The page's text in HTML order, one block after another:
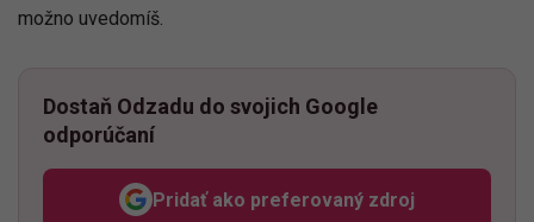
možno uvedomíš.
Dostaň Odzadu do svojich Google
odporúčaní
Pridať ako preferovaný zdroj
Odzadu, odkaz sa otvorí v